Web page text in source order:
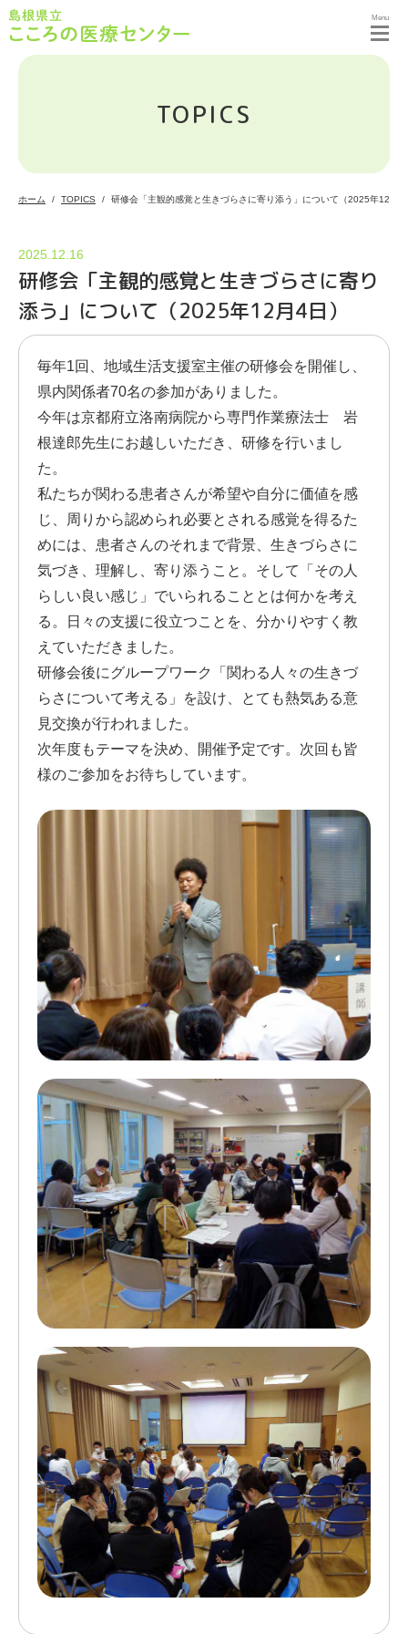
Menu
TOPICS
ホーム TOPICS 研修会「主観的感覚と生きづらさに寄り添う」について（2025年12月4
2025.12.16
研修会「主観的感覚と生きづらさに寄り
添う」について（2025年12月4日）
毎年1回、地域生活支援室主催の研修会を開催し、
県内関係者70名の参加がありました。
今年は京都府立洛南病院から専門作業療法士 岩
根達郎先生にお越しいただき、研修を行いまし
た。
私たちが関わる患者さんが希望や自分に価値を感
じ、周りから認められ必要とされる感覚を得るた
めには、患者さんのそれまで背景、生きづらさに
気づき、理解し、寄り添うこと。そして「その人
らしい良い感じ」でいられることとは何かを考え
る。日々の支援に役立つことを、分かりやすく教
えていただきました。
研修会後にグループワーク「関わる人々の生きづ
らさについて考える」を設け、とても熱気ある意
見交換が行われました。
次年度もテーマを決め、開催予定です。次回も皆
様のご参加をお待ちしています。